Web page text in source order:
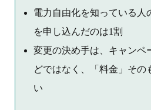
電力自由化を知っている人
を申し込んだのは1割
変更の決め手は、キャンペ
どではなく、「料金」その
い